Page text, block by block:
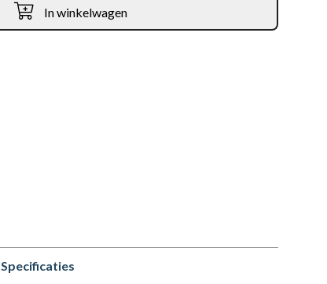
In winkelwagen
Specificaties